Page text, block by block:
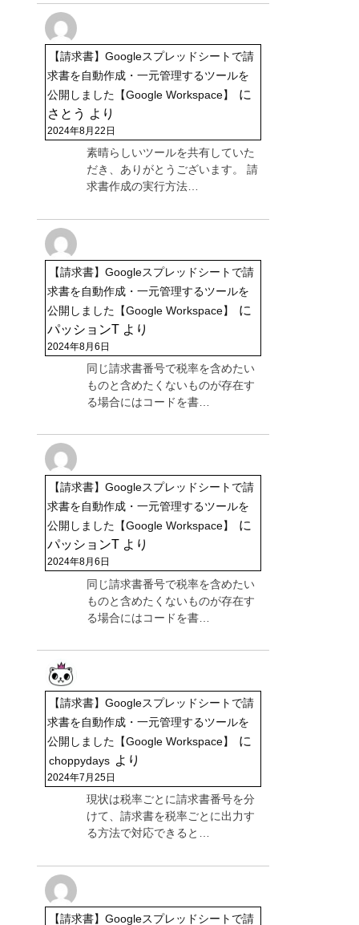
【請求書】Googleスプレッドシートで請
求書を自動作成・一元管理するツールを
公開しました【Google Workspace】
に
さとう より
2024年8月22日
素晴らしいツールを共有していた
だき、ありがとうございます。 請
求書作成の実行方法…
【請求書】Googleスプレッドシートで請
求書を自動作成・一元管理するツールを
公開しました【Google Workspace】
に
パッションT より
2024年8月6日
同じ請求書番号で税率を含めたい
ものと含めたくないものが存在す
る場合にはコードを書…
【請求書】Googleスプレッドシートで請
求書を自動作成・一元管理するツールを
公開しました【Google Workspace】
に
パッションT より
2024年8月6日
同じ請求書番号で税率を含めたい
ものと含めたくないものが存在す
る場合にはコードを書…
【請求書】Googleスプレッドシートで請
求書を自動作成・一元管理するツールを
公開しました【Google Workspace】
に
choppydays より
2024年7月25日
現状は税率ごとに請求書番号を分
けて、請求書を税率ごとに出力す
る方法で対応できると…
【請求書】Googleスプレッドシートで請